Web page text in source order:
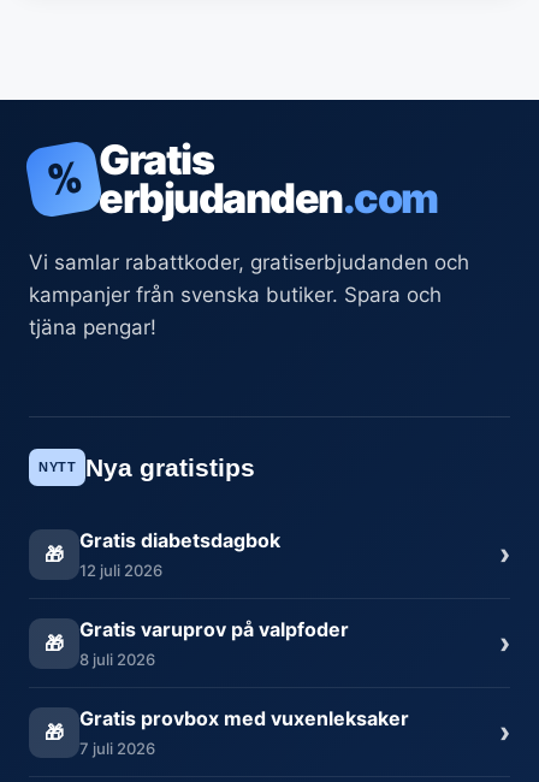
% Gratis
erbjudanden.com
Vi samlar rabattkoder, gratiserbjudanden och
kampanjer från svenska butiker. Spara och
tjäna pengar!
NYTT Nya gratistips
🎁
Gratis diabetsdagbok
12 juli 2026 ›
🎁
Gratis varuprov på valpfoder
8 juli 2026 ›
🎁
Gratis provbox med vuxenleksaker
7 juli 2026 ›